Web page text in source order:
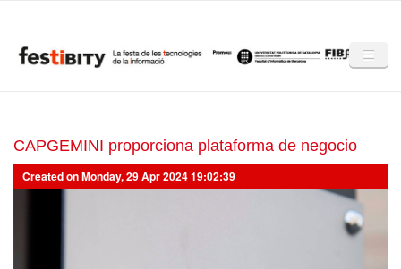
Club Festibity
La Festibity
CAPGEMINI proporciona plataforma de negocio
Created on Monday, 29 Apr 2024 19:02:39